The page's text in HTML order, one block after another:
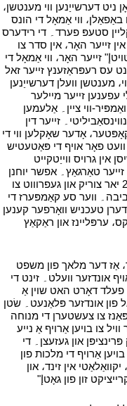
ניט דערשייַנען ווי מענטשן،
באַפאַלן، ווי אַמאָל די הונס
סטעפּ פערד۔ די רידערס
זייער האָר، אין סדר צו
זייער האָר، ווי אַמאָל די
עס רעפּראַזענץ זייער זאל
(דזשודגעס 16: 22-17)۔ אזוי، מענטשן וועלן דערשייַנען
עפענען זייער מיילער
ווי ציין۔ אַלעמען
זייער דין
אָדער שאָקלען ווי די
וועט פאָר אויף די פּאַטעטיש
אין גרויס ווייַטקייט
טאַרגאַץ۔ אפשר יוחנן
געזען אין זייַן זעאונג אַ מאָדערן מלחמה 2000 יאר צוריק און געפרוווט צו
ווער סע קאַמפּערז די
טעכניש וואָרפער קענען
ערפּליינז און ראַקאַץ
אַז דער מלאך פון משפט
אונדזער וועלט۔ זינט די
דאָרט האט שוין אַ
פון אונדזער פּלאַנעט۔ שׂטן
צו צעשטערן די מנוחה
צו בויען אַרויף אַ נייע
און געזעצן۔ די
אַרויף די מלכות פון
אין זינד، און
זון פון גאָטإ"